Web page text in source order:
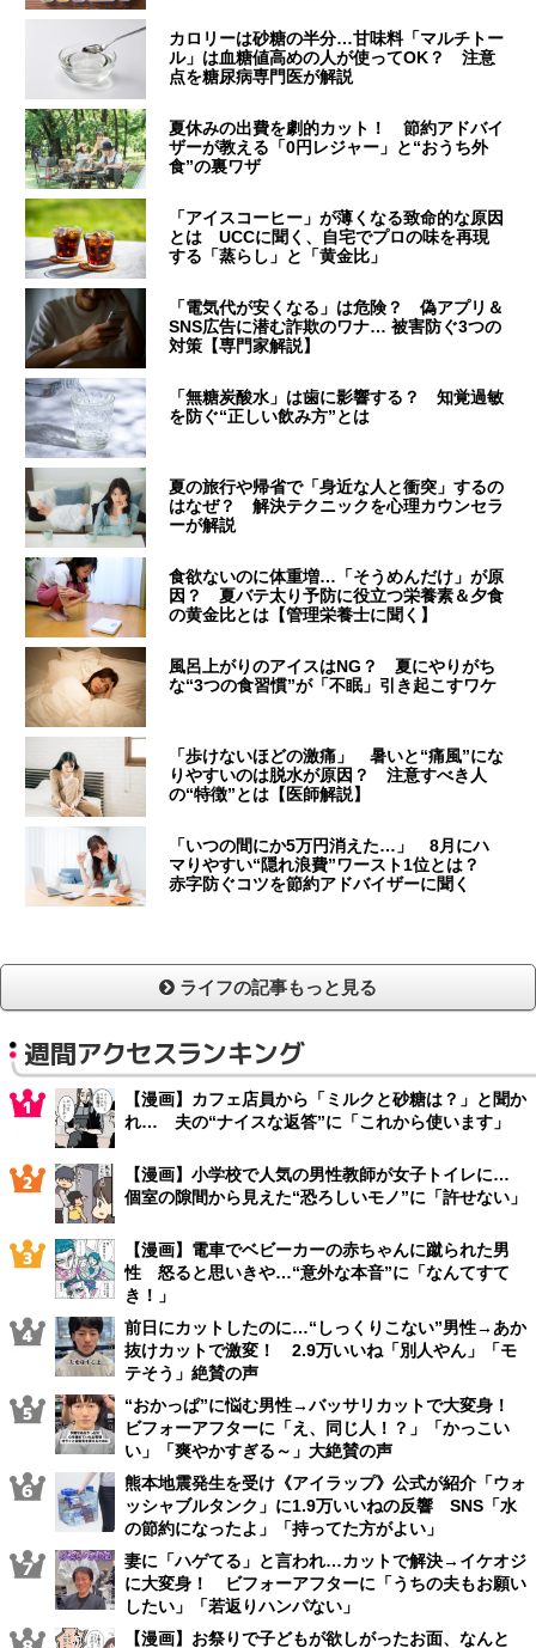
カロリーは砂糖の半分…甘味料「マルチトー
ル」は血糖値高めの人が使ってOK？ 注意
点を糖尿病専門医が解説
夏休みの出費を劇的カット！ 節約アドバイ
ザーが教える「0円レジャー」と“おうち外
食”の裏ワザ
「アイスコーヒー」が薄くなる致命的な原因
とは UCCに聞く、自宅でプロの味を再現
する「蒸らし」と「黄金比」
「電気代が安くなる」は危険？ 偽アプリ＆
SNS広告に潜む詐欺のワナ… 被害防ぐ3つの
対策【専門家解説】
「無糖炭酸水」は歯に影響する？ 知覚過敏
を防ぐ“正しい飲み方”とは
夏の旅行や帰省で「身近な人と衝突」するの
はなぜ？ 解決テクニックを心理カウンセラ
ーが解説
食欲ないのに体重増…「そうめんだけ」が原
因？ 夏バテ太り予防に役立つ栄養素＆夕食
の黄金比とは【管理栄養士に聞く】
風呂上がりのアイスはNG？ 夏にやりがち
な“3つの食習慣”が「不眠」引き起こすワケ
「歩けないほどの激痛」 暑いと“痛風”にな
りやすいのは脱水が原因？ 注意すべき人
の“特徴”とは【医師解説】
「いつの間にか5万円消えた…」 8月にハ
マりやすい“隠れ浪費”ワースト1位とは？
赤字防ぐコツを節約アドバイザーに聞く
ライフの記事もっと見る
週間アクセスランキング
【漫画】カフェ店員から「ミルクと砂糖は？」と聞か
れ… 夫の“ナイスな返答”に「これから使います」
【漫画】小学校で人気の男性教師が女子トイレに…
個室の隙間から見えた“恐ろしいモノ”に「許せない」
【漫画】電車でベビーカーの赤ちゃんに蹴られた男
性 怒ると思いきや…“意外な本音”に「なんてすて
き！」
前日にカットしたのに…“しっくりこない”男性→あか
抜けカットで激変！ 2.9万いいね「別人やん」「モ
テそう」絶賛の声
“おかっぱ”に悩む男性→バッサリカットで大変身！
ビフォーアフターに「え、同じ人！？」「かっこい
い」「爽やかすぎる～」大絶賛の声
熊本地震発生を受け《アイラップ》公式が紹介「ウォ
ッシャブルタンク」に1.9万いいねの反響 SNS「水
の節約になったよ」「持ってた方がよい」
妻に「ハゲてる」と言われ…カットで解決→イケオジ
に大変身！ ビフォーアフターに「うちの夫もお願い
したい」「若返りハンパない」
【漫画】お祭りで子どもが欲しがったお面、なんと